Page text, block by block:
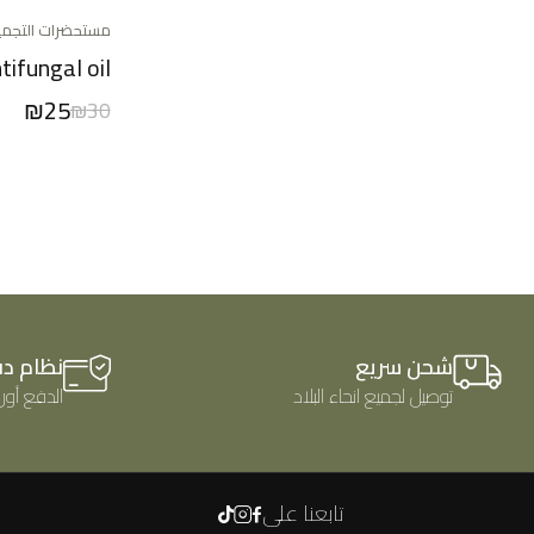
مستحضرات
oil
₪30
₪25
شحن سريع
توصيل لجميع انحاء البلاد
نظام
الدفع
تابعنا على